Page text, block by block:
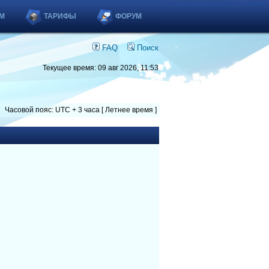
ТАРИФЫ ФОРУМ
FAQ Поиск
Текущее время: 09 авг 2026, 11:53
Часовой пояс: UTC + 3 часа [ Летнее время ]